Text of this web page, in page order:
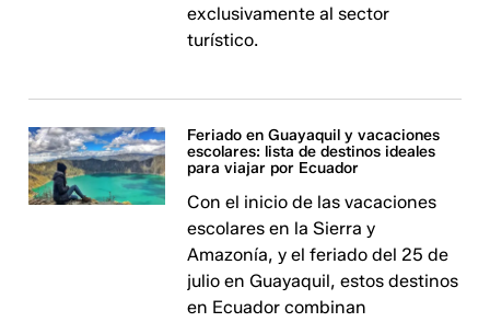
exclusivamente al sector
turístico.
Feriado en Guayaquil y vacaciones
escolares: lista de destinos ideales
para viajar por Ecuador
Con el inicio de las vacaciones
escolares en la Sierra y
Amazonía, y el feriado del 25 de
julio en Guayaquil, estos destinos
en Ecuador combinan